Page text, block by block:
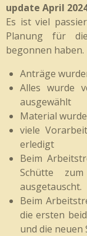
update April
Es ist viel
Planung für
begonnen haben.
Anträge
Alles wurde
ausgewählt
Material
viele
erledigt
Beim
Schütte
ausgetauscht.
Beim
die ersten
und die neuen